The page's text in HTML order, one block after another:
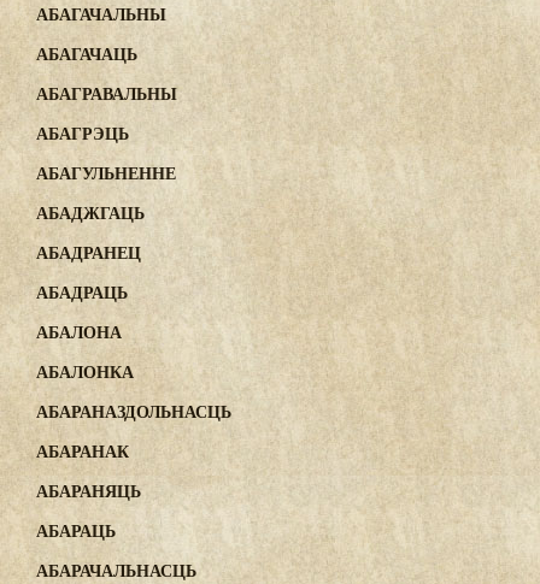
АБАГАЧАЛЬНЫ
АБАГАЧАЦЬ
АБАГРАВАЛЬНЫ
АБАГРЭЦЬ
АБАГУЛЬНЕННЕ
АБАДЖГАЦЬ
АБАДРАНЕЦ
АБАДРАЦЬ
АБАЛОНА
АБАЛОНКА
АБАРАНАЗДОЛЬНАСЦЬ
АБАРАНАК
АБАРАНЯЦЬ
АБАРАЦЬ
АБАРАЧАЛЬНАСЦЬ